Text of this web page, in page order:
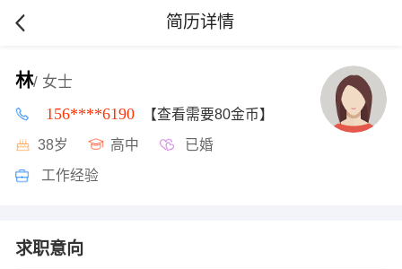
简历详情
林/ 女士
156****6190 【查看需要80金币】
38岁 高中 已婚
工作经验
求职意向